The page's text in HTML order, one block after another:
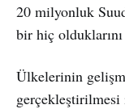
20 milyonluk
bir hiç
Ülkelerinin
gerçekleştirilmesi